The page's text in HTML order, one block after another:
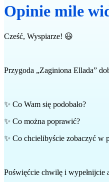
Opinie mile
Cześć, Wyspiarze! 😃
Przygoda „Zaginiona Ellada”
✨ Co Wam się podobało?
✨ Co można poprawić?
✨ Co chcielibyście zobaczyć w
Poświęćcie chwilę i wypełnijcie